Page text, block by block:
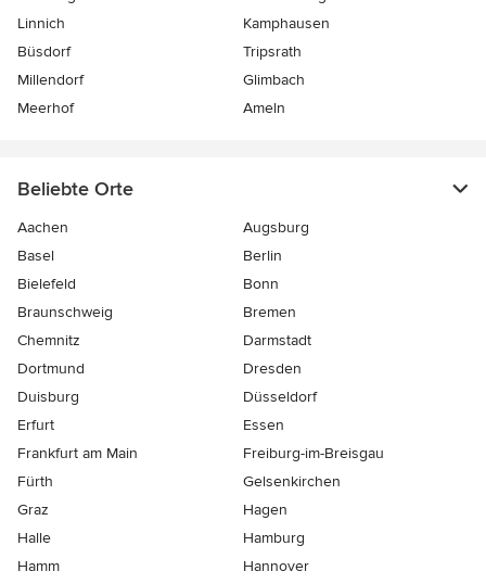
Linnich
Kamphausen
Büsdorf
Tripsrath
Millendorf
Glimbach
Meerhof
Ameln
Beliebte Orte
Aachen
Augsburg
Basel
Berlin
Bielefeld
Bonn
Braunschweig
Bremen
Chemnitz
Darmstadt
Dortmund
Dresden
Duisburg
Düsseldorf
Erfurt
Essen
Frankfurt am Main
Freiburg-im-Breisgau
Fürth
Gelsenkirchen
Graz
Hagen
Halle
Hamburg
Hamm
Hannover